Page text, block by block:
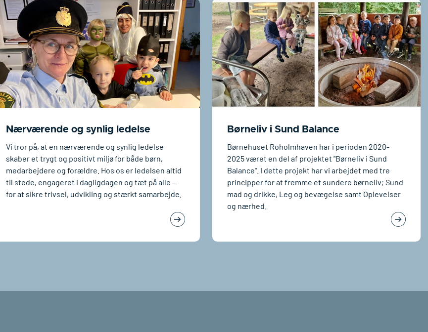
Nærværende og synlig ledelse
Vi tror på, at en nærværende og synlig ledelse
skaber et trygt og positivt miljø for både børn,
medarbejdere og forældre. Hos os er ledelsen altid
til stede, engageret i dagligdagen og tæt på alle –
for at sikre trivsel, udvikling og stærkt samarbejde.
Børneliv i Sund Balance
Børnehuset Roholmhaven har i perioden 2020-
2025 været en del af projektet "Børneliv i Sund
Balance". I dette projekt har vi arbejdet med tre
principper for at fremme et sundere børneliv; Sund
mad og drikke, Leg og bevægelse samt Oplevelser
og nærhed.